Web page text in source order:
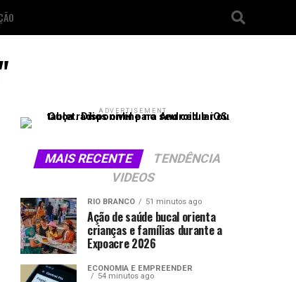
ADVERTISEMENT
MAIS RECENTE
TENDÊNCIA
VIDEOS
RIO BRANCO 51 minutos ago
Ação de saúde bucal orienta
crianças e famílias durante a
Expoacre 2026
ECONOMIA E EMPREENDER
54 minutos ago